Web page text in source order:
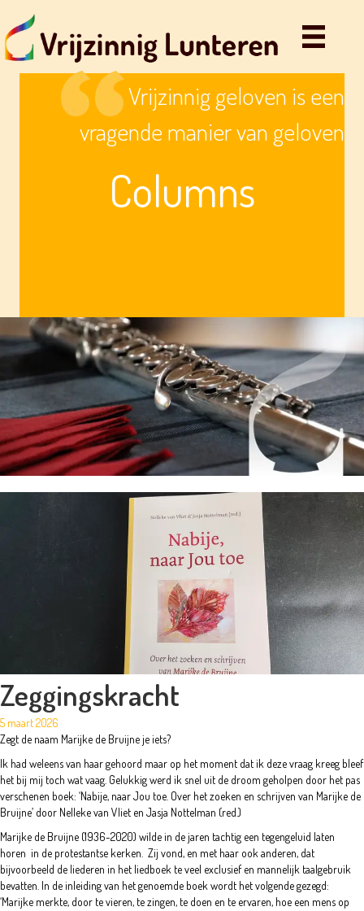
Vrijzinnig geloven is een
vragende manier van geloven
Columns
Zeggingskracht
5 maart 2026
Zegt de naam Marijke de Bruijne je iets?
Ik had weleens van haar gehoord maar op het moment dat ik deze vraag kreeg bleef
het bij mij toch wat vaag. Gelukkig werd ik snel uit de droom geholpen door het pas
verschenen boek: ‘Nabije, naar Jou toe. Over het zoeken en schrijven van Marijke de
Bruijne’ door Nelleke van Vliet en Jasja Nottelman (red.)
Marijke de Bruijne (1936-2020) wilde in de jaren tachtig een tegengeluid laten
horen in de protestantse kerken. Zij vond, en met haar ook anderen, dat
bijvoorbeeld de liederen in het liedboek te veel exclusief en mannelijk taalgebruik
bevatten. In de inleiding van het genoemde boek wordt het volgende gezegd:
‘Marijke merkte, door te vieren, te zingen, te doen en te ervaren, hoe een mens op